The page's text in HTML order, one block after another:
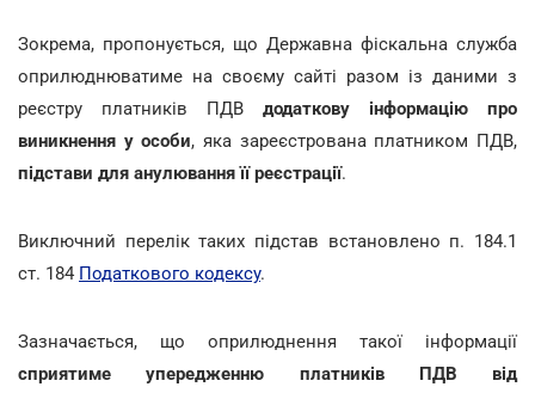
Зокрема, пропонується, що Державна фіскальна служба
оприлюднюватиме на своєму сайті разом із даними з
реєстру платників ПДВ додаткову інформацію про
виникнення у особи, яка зареєстрована платником ПДВ,
підстави для анулювання її реєстрації.
Виключний перелік таких підстав встановлено п. 184.1
ст. 184 Податкового кодексу.
Зазначається, що оприлюднення такої інформації
сприятиме упередженню платників ПДВ від